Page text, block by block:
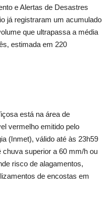
e Alertas de Desastres
já registraram um acumulado
que ultrapassa a média
estimada em 220
está na área de
vermelho emitido pelo
(Inmet), válido até às 23h59
superior a 60 mm/h ou
risco de alagamentos,
de encostas em